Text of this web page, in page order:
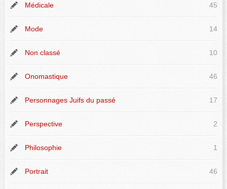
Médicale 45
Mode 14
Non classé 10
Onomastique 46
Personnages Juifs du passé 17
Perspective 2
Philosophie 1
Portrait 46